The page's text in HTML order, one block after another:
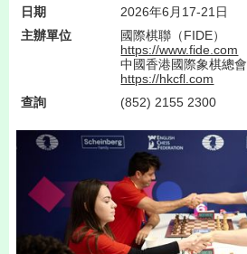
日期
2026年6月17-21日
主辦單位
國際棋聯（FIDE）
https://www.fide.com
中國香港國際象棋總會
https://hkcfl.com
查詢
(852) 2155 2300